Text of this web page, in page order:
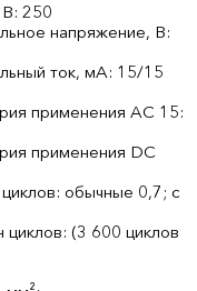
250
напряжение, В:
ток, мА: 15/15
применения AC 15:
применения DC
обычные 0,7; с
циклов: (3 600 циклов